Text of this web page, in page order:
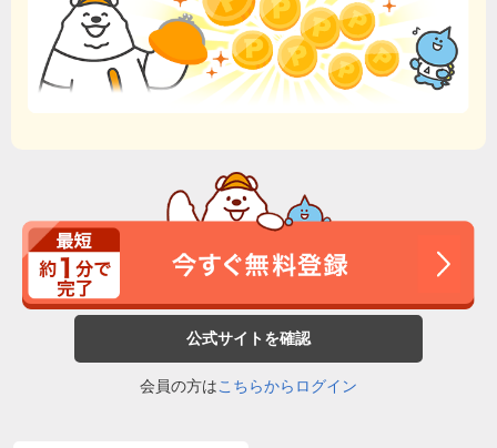
公式サイトを確認
会員の方はこちらからログイン